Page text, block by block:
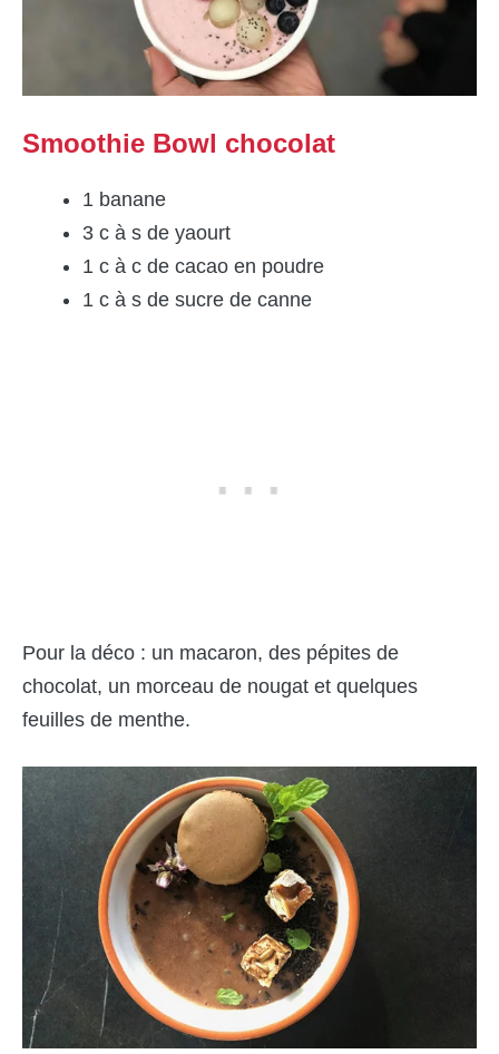
Smoothie Bowl chocolat
1 banane
3 c à s de yaourt
1 c à c de cacao en poudre
1 c à s de sucre de canne
Pour la déco : un macaron, des pépites de
chocolat, un morceau de nougat et quelques
feuilles de menthe.